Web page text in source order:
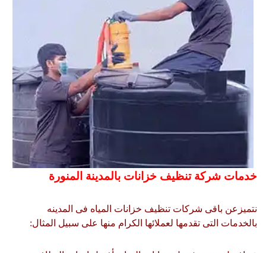
خدمات شركة تنظيف خزانات بالمدينة المنورة
نتميزعن باقى شركات تنظيف خزانات المياه فى المدينه
بالخدمات التى تقدمها لعملائها الكرام منها على سبيل المثال: